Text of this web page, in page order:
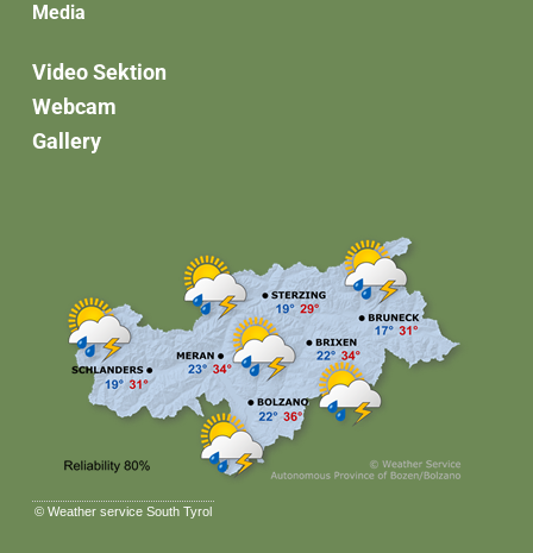
Media
Video Sektion
Webcam
Gallery
© Weather service South Tyrol